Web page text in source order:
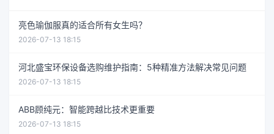
亮色瑜伽服真的适合所有女生吗？
2026-07-13 18:15
河北盛宝环保设备选购维护指南：5种精准方法解决常见问题
2026-07-13 18:15
ABB顾纯元：智能跨越比技术更重要
2026-07-13 18:15